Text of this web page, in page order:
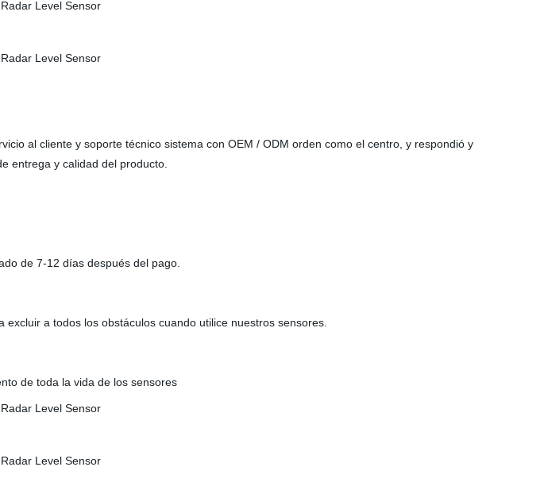
al cliente y soporte técnico sistema con OEM / ODM orden como el centro, y respondió y
entrega y calidad del producto.
de 7-12 días después del pago.
a todos los obstáculos cuando utilice nuestros sensores.
de toda la vida de los sensores